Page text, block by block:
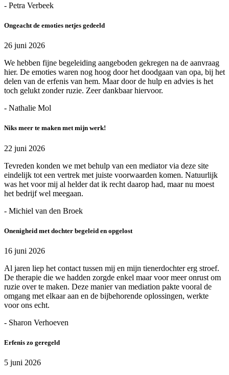
- Petra Verbeek
Ongeacht de emoties netjes gedeeld
26 juni 2026
We hebben fijne begeleiding aangeboden gekregen na de aanvraag
hier. De emoties waren nog hoog door het doodgaan van opa, bij het
delen van de erfenis van hem. Maar door de hulp en advies is het
toch gelukt zonder ruzie. Zeer dankbaar hiervoor.
- Nathalie Mol
Niks meer te maken met mijn werk!
22 juni 2026
Tevreden konden we met behulp van een mediator via deze site
eindelijk tot een vertrek met juiste voorwaarden komen. Natuurlijk
was het voor mij al helder dat ik recht daarop had, maar nu moest
het bedrijf wel meegaan.
- Michiel van den Broek
Onenigheid met dochter begeleid en opgelost
16 juni 2026
Al jaren liep het contact tussen mij en mijn tienerdochter erg stroef.
De therapie die we hadden zorgde enkel maar voor meer onrust om
ruzie over te maken. Deze manier van mediation pakte vooral de
omgang met elkaar aan en de bijbehorende oplossingen, werkte
voor ons echt.
- Sharon Verhoeven
Erfenis zo geregeld
5 juni 2026